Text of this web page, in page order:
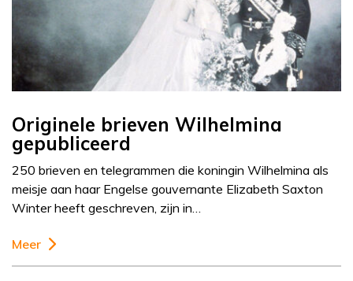
Originele brieven Wilhelmina
gepubliceerd
250 brieven en telegrammen die koningin Wilhelmina als
meisje aan haar Engelse gouvernante Elizabeth Saxton
Winter heeft geschreven, zijn in…
Meer